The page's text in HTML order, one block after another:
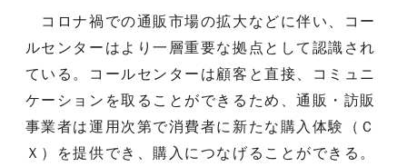
コロナ禍での通販市場の拡大などに伴い、コー
ルセンターはより一層重要な拠点として認識され
ている。コールセンターは顧客と直接、コミュニ
ケーションを取ることができるため、通販・訪販
事業者は運用次第で消費者に新たな購入体験（Ｃ
Ｘ）を提供でき、購入につなげることができる。